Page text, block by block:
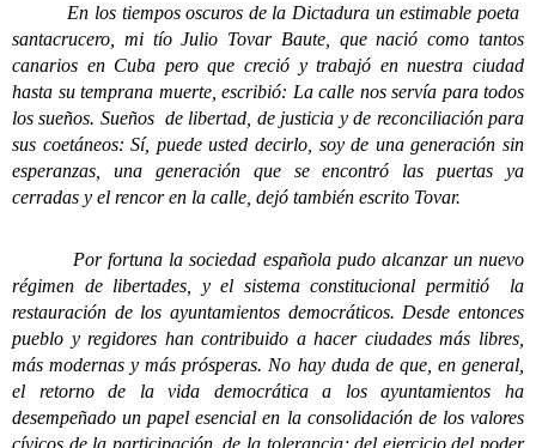
En los tiempos oscuros de la Dictadura un estimable poeta
santacrucero, mi tío Julio Tovar Baute, que nació como tantos
canarios en Cuba pero que creció y trabajó en nuestra ciudad
hasta su temprana muerte, escribió: La calle nos servía para todos
los sueños. Sueños de libertad, de justicia y de reconciliación para
sus coetáneos: Sí, puede usted decirlo, soy de una generación sin
esperanzas, una generación que se encontró las puertas ya
cerradas y el rencor en la calle, dejó también escrito Tovar.
Por fortuna la sociedad española pudo alcanzar un nuevo
régimen de libertades, y el sistema constitucional permitió la
restauración de los ayuntamientos democráticos. Desde entonces
pueblo y regidores han contribuido a hacer ciudades más libres,
más modernas y más prósperas. No hay duda de que, en general,
el retorno de la vida democrática a los ayuntamientos ha
desempeñado un papel esencial en la consolidación de los valores
cívicos de la participación, de la tolerancia; del ejercicio del poder